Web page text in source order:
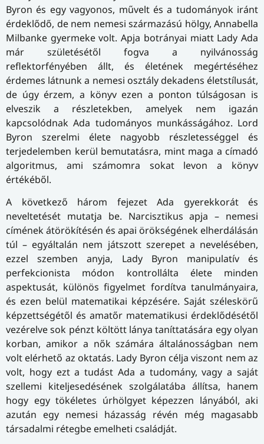
Byron és egy vagyonos, művelt és a tudományok iránt
érdeklődő, de nem nemesi származású hölgy, Annabella
Milbanke gyermeke volt. Apja botrányai miatt Lady Ada
már születésétől fogva a nyilvánosság
reflektorfényében állt, és életének megértéséhez
érdemes látnunk a nemesi osztály dekadens életstílusát,
de úgy érzem, a könyv ezen a ponton túlságosan is
elveszik a részletekben, amelyek nem igazán
kapcsolódnak Ada tudományos munkásságához. Lord
Byron szerelmi élete nagyobb részletességgel és
terjedelemben kerül bemutatásra, mint maga a címadó
algoritmus, ami számomra sokat levon a könyv
értékéből.
A következő három fejezet Ada gyerekkorát és
neveltetését mutatja be. Narcisztikus apja – nemesi
címének átörökítésén és apai örökségének elherdálásán
túl – egyáltalán nem játszott szerepet a nevelésében,
ezzel szemben anyja, Lady Byron manipulatív és
perfekcionista módon kontrollálta élete minden
aspektusát, különös figyelmet fordítva tanulmányaira,
és ezen belül matematikai képzésére. Saját széleskörű
képzettségétől és amatőr matematikusi érdeklődésétől
vezérelve sok pénzt költött lánya taníttatására egy olyan
korban, amikor a nők számára ál­ta­lá­nos­ság­ban nem
volt elérhető az oktatás. Lady Byron célja viszont nem az
volt, hogy ezt a tudást Ada a tudomány, vagy a saját
szellemi kiteljesedésének szolgálatába állítsa, hanem
hogy egy tökéletes úrhölgyet képezzen lányából, aki
azután egy nemesi házasság révén még magasabb
társadalmi rétegbe emelheti családját.